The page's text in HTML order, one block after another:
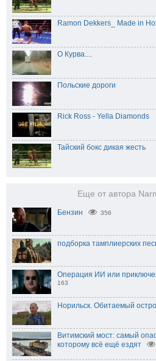
Ramon Dekkers_ Made in
О Курва....
Польские дороги
Rick Ross - Yella Diamonds
Тайский бокс дикая жесть
Еще от автора
Бензин 356
подборка тамплиерских
Операция ИИ или
163
Норильск. Обитаемый
Витимский мост: самый
которому всё ещё ездят